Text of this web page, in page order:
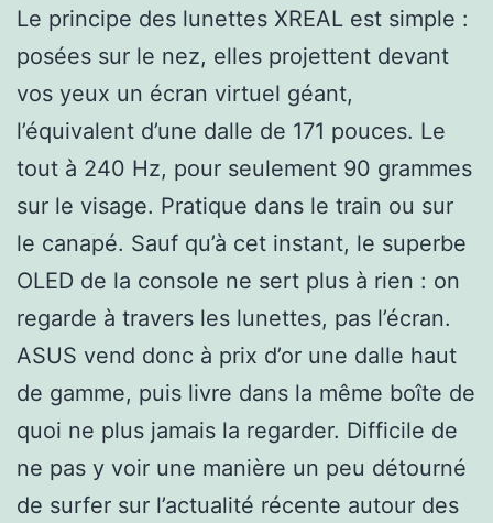
Le principe des lunettes XREAL est simple :
posées sur le nez, elles projettent devant
vos yeux un écran virtuel géant,
l’équivalent d’une dalle de 171 pouces. Le
tout à 240 Hz, pour seulement 90 grammes
sur le visage. Pratique dans le train ou sur
le canapé. Sauf qu’à cet instant, le superbe
OLED de la console ne sert plus à rien : on
regarde à travers les lunettes, pas l’écran.
ASUS vend donc à prix d’or une dalle haut
de gamme, puis livre dans la même boîte de
quoi ne plus jamais la regarder. Difficile de
ne pas y voir une manière un peu détourné
de surfer sur l’actualité récente autour des